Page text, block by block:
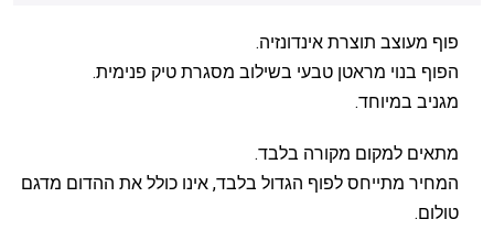
פוף מעוצב תוצרת אינדונזיה.
הפוף בנוי מראטן טבעי בשילוב מסגרת טיק פנימית.
מגניב במיוחד.
מתאים למקום מקורה בלבד.
המחיר מתייחס לפוף הגדול בלבד, אינו כולל את ההדום מדגם
טולום.